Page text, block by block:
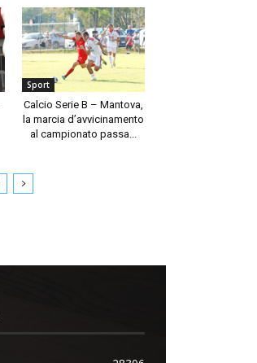
Sport
Calcio Serie B – Mantova,
la marcia d’avvicinamento
al campionato passa...